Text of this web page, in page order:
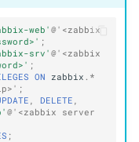
web'@'<zabbix
;
srv'@'<zabbix
;
ON zabbix . *
;
DELETE
@'<zabbix server
;